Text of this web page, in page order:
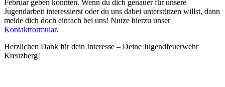
Februar geben konnten. Wenn du dich genauer für unsere
Jugendarbeit interessierst oder du uns dabei unterstützen willst, dann
melde dich doch einfach bei uns! Nutze hierzu unser
Kontaktformular.
Herzlichen Dank für dein Interesse – Deine Jugendfeuerwehr
Kreuzberg!